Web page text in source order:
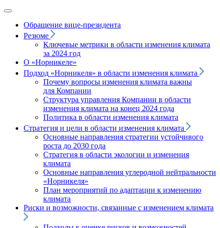
Обращение вице‑президента
Резюме
Ключевые метрики в области изменения климата
за 2024 год
О «Норникеле»
Подход «Норникеля» в области изменения климата
Почему вопросы изменения климата важны
для Компании
Структура управления Компании в области
изменения климата на конец 2024 года
Политика в области изменения климата
Стратегия и цели в области изменения климата
Основные направления стратегии устойчивого
роста до 2030 года
Стратегия в области экологии и изменения
климата
Основные направления углеродной нейтральности
«Норникеля»
План мероприятий по адаптации к изменению
климата
Риски и возможности, связанные с изменением климата